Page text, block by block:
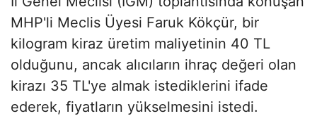
MHP'li Meclis Üyesi Faruk Kökçür, bir
kilogram kiraz üretim maliyetinin 40 TL
olduğunu, ancak alıcıların ihraç değeri olan
kirazı 35 TL'ye almak istediklerini ifade
ederek, fiyatların yükselmesini istedi.